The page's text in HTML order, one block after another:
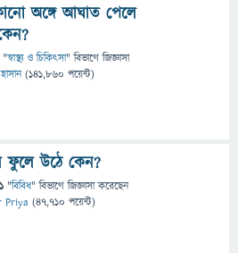
অঙ্গে আঘাত পেলে
"স্বাস্থ্য ও চিকিৎসা" বিভাগে জিজ্ঞাসা
(141,860 পয়েন্ট)
ফুলে উঠে কেন?
"বিবিধ" বিভাগে জিজ্ঞাসাকরেছেন
Priya (47,710 পয়েন্ট)